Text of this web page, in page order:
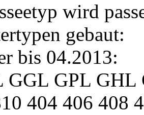
wird
gebaut:
bis 04.2013:
GGL GPL GHL
404 406 408